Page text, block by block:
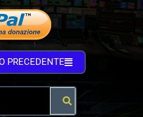
PRECEDENTE